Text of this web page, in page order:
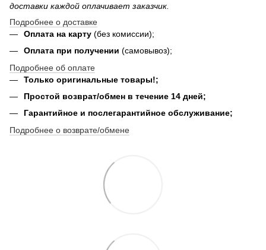
доставки каждой оплачивает заказчик.
Подробнее о доставке
Оплата на карту (без комиссии);
Оплата при получении (самовывоз);
Подробнее об оплате
Только оригинальные товары!;
Простой возврат/обмен в течение 14 дней;
Гарантийное и послегарантийное обслуживание;
Подробнее о возврате/обмене